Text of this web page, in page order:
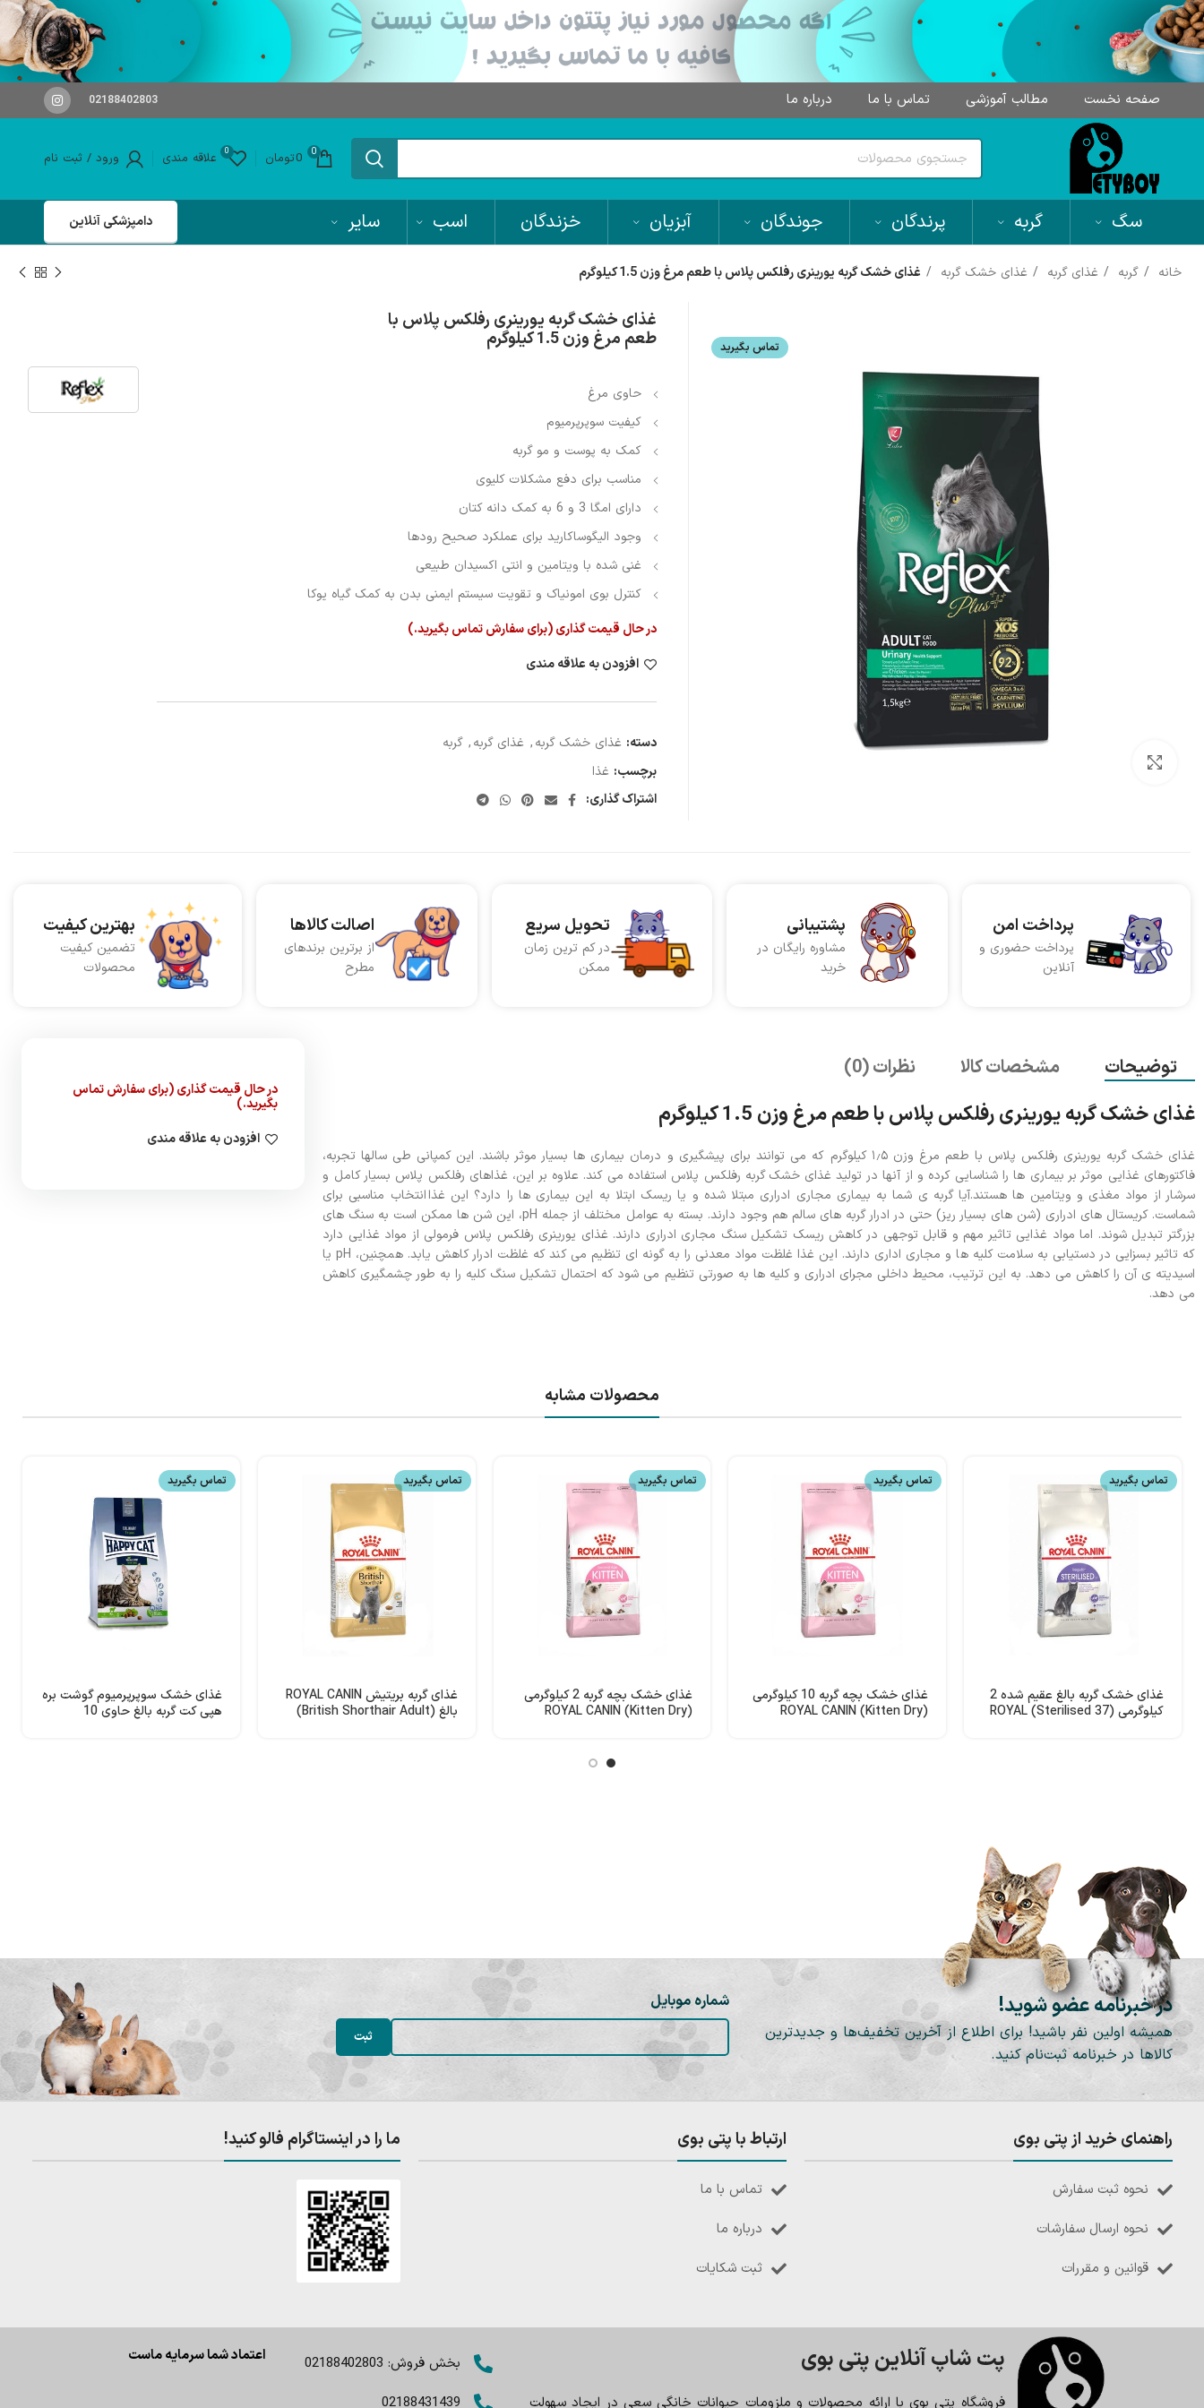
صفحه نخست مطالب آموزشی تماس با ما درباره ما 02188402803
0
0تومان 0 علاقه مندی ورود / ثبت نام
سگ گربه پرندگان جوندگان آبزیان خزندگان اسب سایر دامپزشکی آنلاین
خانه گربه غذای گربه غذای خشک گربه غذای خشک گربه یورینری رفلکس پلاس با طعم مرغ وزن 1.5 کیلوگرم
تماس بگیرید
غذای خشک گربه یورینری رفلکس پلاس با
طعم مرغ وزن 1.5 کیلوگرم
حاوی مرغ
کیفیت سوپرپرمیوم
کمک به پوست و مو گربه
مناسب برای دفع مشکلات کلیوی
دارای امگا 3 و 6 به کمک دانه کتان
وجود الیگوساکارید برای عملکرد صحیح رودها
غنی شده با ویتامین و انتی اکسیدان طبیعی
کنترل بوی امونیاک و تقویت سیستم ایمنی بدن به کمک گیاه یوکا
در حال قیمت گذاری (برای سفارش تماس بگیرید.)
افزودن به علاقه مندی
دسته: غذای خشک گربه, غذای گربه, گربه
برچسب: غذا
اشتراک گذاری:
پرداخت امن
پرداخت حضوری و
آنلاین
پشتیبانی
مشاوره رایگان در
خرید
تحویل سریع
در کم ترین زمان
ممکن
اصالت کالاها
از برترین برندهای
مطرح
بهترین کیفیت
تضمین کیفیت
محصولات
توضیحات مشخصات کالا نظرات (0)
غذای خشک گربه یورینری رفلکس پلاس با طعم مرغ وزن 1.5 کیلوگرم
غذای خشک گربه یورینری رفلکس پلاس با طعم مرغ وزن ۱٫۵ کیلوگرم که می توانند برای پیشگیری و درمان بیماری ها بسیار موثر باشند. این کمپانی طی سالها تجربه،
فاکتورهای غذایی موثر بر بیماری ها را شناسایی کرده و از آنها در تولید غذای خشک گربه رفلکس پلاس استفاده می کند. علاوه بر این، غذاهای رفلکس پلاس بسیار کامل و
سرشار از مواد مغذی و ویتامین ها هستند.آیا گربه ی شما به بیماری مجاری ادراری مبتلا شده و یا ریسک ابتلا به این بیماری ها را دارد؟ این غذا انتخاب مناسبی برای
شماست. کریستال های ادراری (شن های بسیار ریز) حتی در ادرار گربه های سالم هم وجود دارند. بسته به عوامل مختلف از جمله pH، این شن ها ممکن است به سنگ های
بزرگتر تبدیل شوند. اما مواد غذایی تاثیر مهم و قابل توجهی در کاهش ریسک تشکیل سنگ مجاری ادراری دارند. غذای یورینری رفلکس پلاس فرمولی از مواد غذایی دارد
که تاثیر بسزایی در دستیابی به سلامت کلیه ها و مجاری اداری دارند. این غذا غلظت مواد معدنی را به گونه ای تنظیم می کند که غلظت ادرار کاهش یابد. همچنین، pH یا
اسیدیته ی آن را کاهش می دهد. به این ترتیب، محیط داخلی مجرای ادراری و کلیه ها به صورتی تنظیم می شود که احتمال تشکیل سنگ کلیه را به طور چشمگیری کاهش
می دهد.
در حال قیمت گذاری (برای سفارش تماس
بگیرید.)
افزودن به علاقه مندی
محصولات مشابه
تماس بگیرید
غذای خشک گربه بالغ عقیم شده 2
کیلوگرمی (Sterilised 37) ROYAL
تماس بگیرید
غذای خشک بچه گربه 10 کیلوگرمی
(Kitten Dry) ROYAL CANIN
تماس بگیرید
غذای خشک بچه گربه 2 کیلوگرمی
(Kitten Dry) ROYAL CANIN
تماس بگیرید
غذای گربه بریتیش ROYAL CANIN
بالغ (British Shorthair Adult)
تماس بگیرید
غذای خشک سوپرپرمیوم گوشت بره
هپی کت گربه بالغ حاوی 10
در خبرنامه عضو شوید!
همیشه اولین نفر باشید! برای اطلاع از آخرین تخفیف‌ها و جدیدترین
کالاها در خبرنامه ثبت‌نام کنید.
شماره موبایل
راهنمای خرید از پتی بوی
نحوه ثبت سفارش
نحوه ارسال سفارشات
قوانین و مقررات
ارتباط با پتی بوی
تماس با ما
درباره ما
ثبت شکایات
ما را در اینستاگرام فالو کنید!
پت شاپ آنلاین پتی بوی
فروشگاه پتی بوی با ارائه محصولات و ملزومات حیوانات خانگی سعی در ایجاد سهولت
بخش فروش: 02188402803
02188431439
اعتماد شما سرمایه ماست